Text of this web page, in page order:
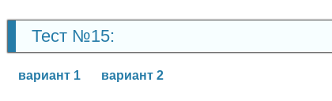
Тест №15:
вариант 1 вариант 2